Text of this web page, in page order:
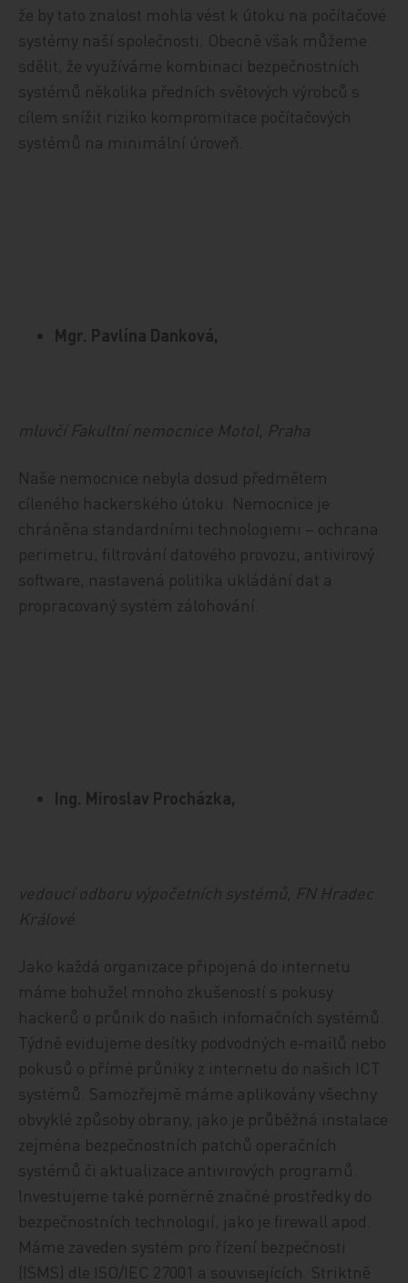
že by tato znalost mohla vést k útoku na počítačové
systémy naší společnosti. Obecně však můžeme
sdělit, že využíváme kombinaci bezpečnostních
systémů několika předních světových výrobců s
cílem snížit riziko kompromitace počítačových
systémů na minimální úroveň.
Mgr. Pavlína Danková,
mluvčí Fakultní nemocnice Motol, Praha
Naše nemocnice nebyla dosud předmětem
cíleného hackerského útoku. Nemocnice je
chráněna standardními technologiemi – ochrana
perimetru, filtrování datového provozu, antivirový
software, nastavená politika ukládání dat a
propracovaný systém zálohování.
Ing. Miroslav Procházka,
vedoucí odboru výpočetních systémů, FN Hradec
Králové
Jako každá organizace připojená do internetu
máme bohužel mnoho zkušeností s pokusy
hackerů o průnik do našich infomačních systémů.
Týdně evidujeme desítky podvodných e‑mailů nebo
pokusů o přímé průniky z internetu do našich ICT
systémů. Samozřejmě máme aplikovány všechny
obvyklé způsoby obrany, jako je průběžná instalace
zejména bezpečnostních patchů operačních
systémů či aktualizace antivirových programů.
Investujeme také poměrně značné prostředky do
bezpečnostních technologií, jako je firewall apod.
Máme zaveden systém pro řízení bezpečnosti
(ISMS) dle ISO/IEC 27001 a souvisejících. Striktně